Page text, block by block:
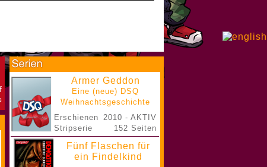
Armer Geddon
Eine (neue) DSQ
Weihnachtsgeschichte
Erschienen
Stripserie
2010 - AKTIV
152 Seiten
Fünf Flaschen für
ein Findelkind